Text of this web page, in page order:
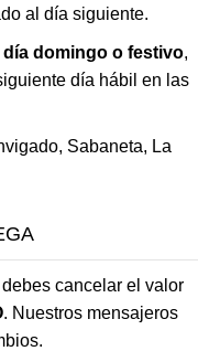
al día siguiente.
día domingo o festivo,
día hábil en las
Sabaneta, La
cancelar el valor
. Nuestros mensajeros